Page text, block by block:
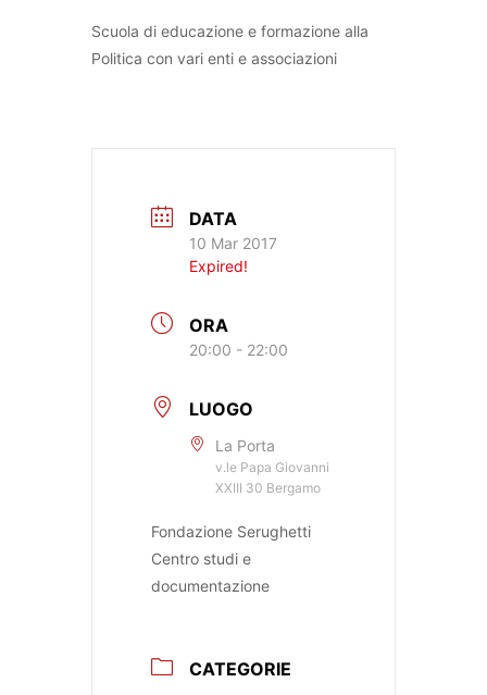
Scuola di educazione e formazione alla
Politica con vari enti e associazioni
DATA
10 Mar 2017
Expired!
ORA
20:00 - 22:00
LUOGO
La Porta
v.le Papa Giovanni
XXIII 30 Bergamo
Fondazione Serughetti
Centro studi e
documentazione
CATEGORIE